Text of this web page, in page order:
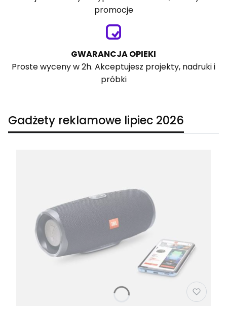
promocje
GWARANCJA OPIEKI
Proste wyceny w 2h. Akceptujesz projekty, nadruki i
próbki
Gadżety reklamowe lipiec 2026